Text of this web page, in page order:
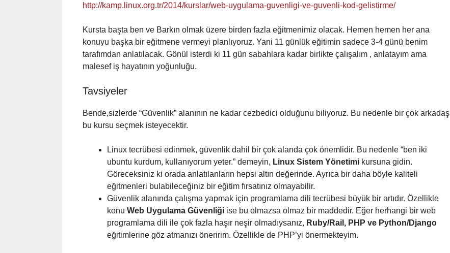
http://kamp.linux.org.tr/2014/kurslar/web-uygulama-guvenligi-ve-guvenli-kod-gelistirme/
Kursta başta ben ve Barkın olmak üzere birden fazla eğitmenimiz olacak. Hemen hemen her ana
konuyu başka bir eğitmene vermeyi planlıyoruz. Yani 11 günlük eğitimin sadece 3-4 günü benim
tarafımdan anlatılacak. Gönül isterdi ki 11 gün sabahlara kadar birlikte çalışalım , anlatayım ama
malesef iş hayatının yoğunluğu.
Tavsiyeler
Bende,sizlerde “Güvenlik” alanının ne kadar cezbedici olduğunu biliyoruz. Bu nedenle bir çok arkadaş
bu kursu seçmek isteyecektir.
Linux tecrübesi edinmek, güvenlik dahil bir çok alanda çok önemlidir. Bu nedenle “ben iki
ubuntu kurdum, kullanıyorum yeter.” demeyin, Linux Sistem Yönetimi kursuna gidin.
Göreceksiniz ki orada anlatılanların hepsi altın değerinde. Ayrıca bir daha böyle kaliteli
eğitmenleri bulabileceğiniz bir eğitim fırsatınız olmayabilir.
Güvenlik alanında çalışma yapmak için programlama dili tecrübesi büyük bir artıdır. Özellikle
konu Web Uygulama Güvenliği ise bu olmazsa olmaz bir maddedir. Eğer herhangi bir web
programlama dili ile çok fazla haşır neşir olmadıysanız, Ruby/Rail, PHP ve Python/Django
eğitimlerine göz atmanızı öneririm. Özellikle de PHP’yi önermekteyim.